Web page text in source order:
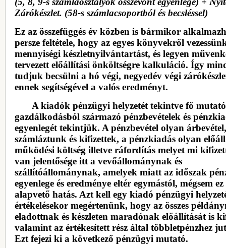
Zárókészlet. (58-s számlacsoportból és becsléssel)
Ez az összefüggés év közben is bármikor
persze feltétele, hogy az egyes könyvekről
mennyiségi készletnyilvántartást, és legyen
tervezett előállítási önköltségre kalkuláció. Így
tudjuk becsülni a hó végi, negyedév végi
ennek segítségével a valós eredményt.
A kiadók pénzügyi helyzetét tekintve fő
gazdálkodásból származó pénzbevételek és
egyenlegét tekintjük. A pénzbevétel olyan
számláztunk és kifizettek, a pénzkiadás olyan
működési költség illetve ráfordítás melyet mi
van jelentősége itt a vevőállománynak és
szállítóállománynak, amelyek miatt az időszak
egyenlege és eredménye eltér egymástól, mégsem ez
alapvető hatás. Azt kell egy kiadó pénzügyi
értékelésekor megértenünk, hogy az összes
eladottnak és készleten maradónak előállítását is
valamint az értékesített rész által többletpénzhez
Ezt fejezi ki a következő pénzügyi mutató.